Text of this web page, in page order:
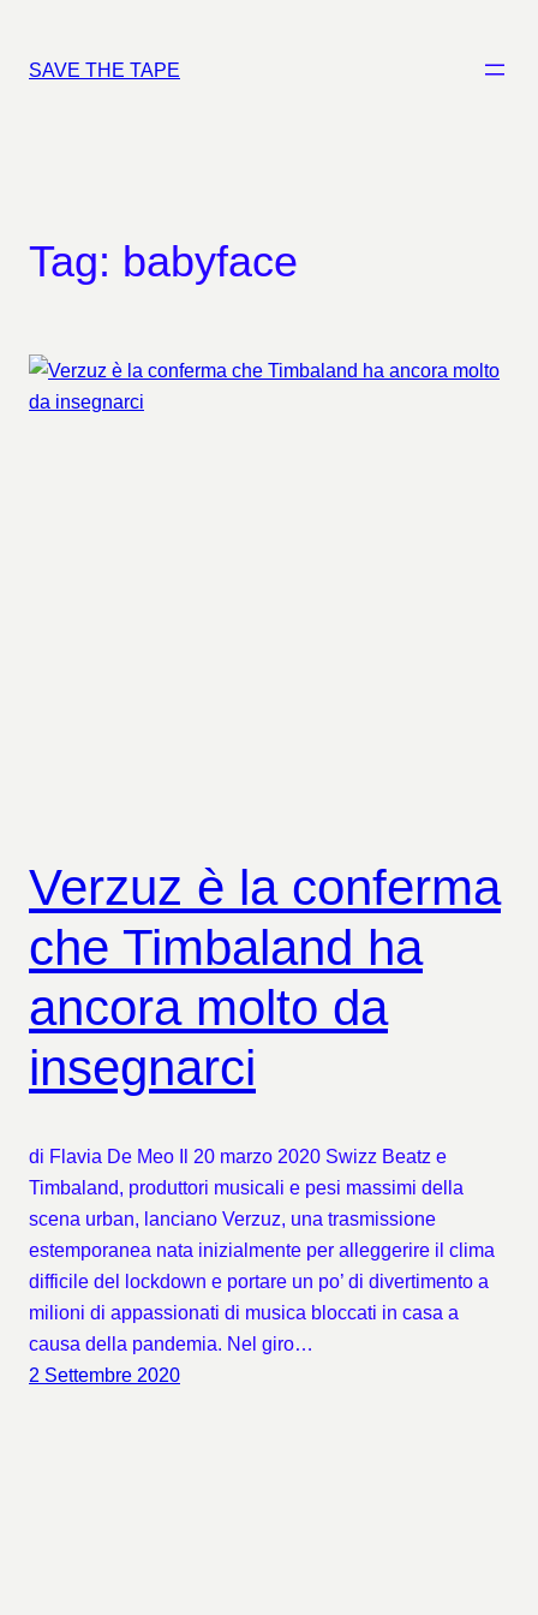
contenuto
SAVE THE TAPE
Tag: babyface
Verzuz è la conferma
che Timbaland ha
ancora molto da
insegnarci
di Flavia De Meo Il 20 marzo 2020 Swizz Beatz e
Timbaland, produttori musicali e pesi massimi della
scena urban, lanciano Verzuz, una trasmissione
estemporanea nata inizialmente per alleggerire il clima
difficile del lockdown e portare un po’ di divertimento a
milioni di appassionati di musica bloccati in casa a
causa della pandemia. Nel giro…
2 Settembre 2020